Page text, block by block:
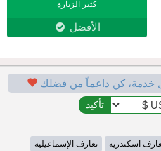
كثير الزيارة
الأفضل
خدمة، كن داعماً من فضلك
اسكندرية تعارف الإسماعيلية